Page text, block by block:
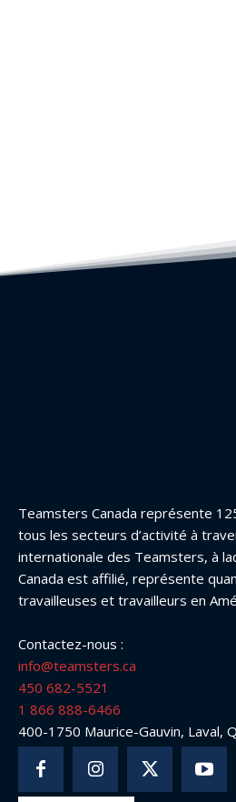
Teamsters Canada représente
tous les secteurs d’activité à
internationale des Teamsters, à
Canada est affilié, représente
travailleuses et travailleurs en
Contactez-nous :
info@teamsters.ca
450 682-5521
1 866 888-6466
400-1750 Maurice-Gauvin, Laval,